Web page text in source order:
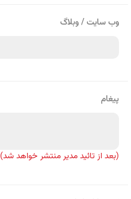
وب سایت / وبلاگ
پیغام
(بعد از تائید مدیر منتشر خواهد شد)